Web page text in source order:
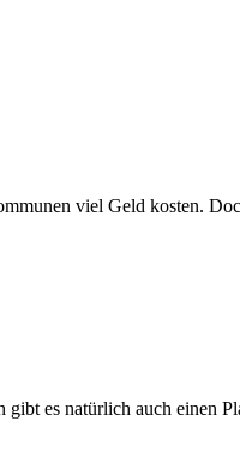
viel Geld kosten.
es natürlich auch einen